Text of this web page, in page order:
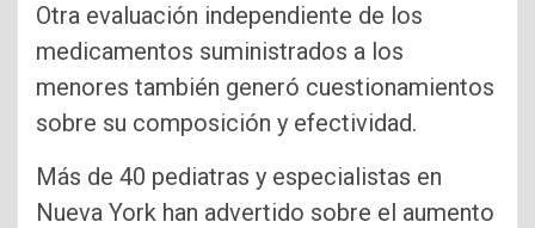
Otra evaluación independiente de los
medicamentos suministrados a los
menores también generó cuestionamientos
sobre su composición y efectividad.
Más de 40 pediatras y especialistas en
Nueva York han advertido sobre el aumento